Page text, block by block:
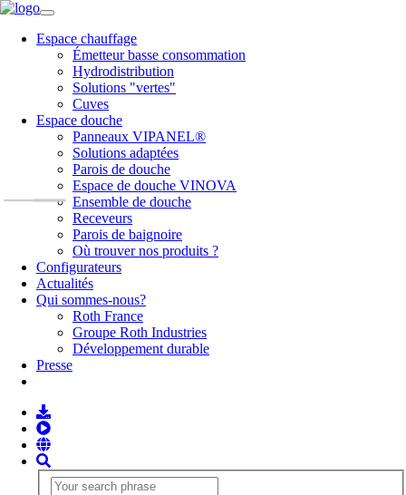
Espace chauffage
Émetteur basse consommation
Hydrodistribution
Solutions "vertes"
Cuves
Espace douche
Panneaux VIPANEL®
Solutions adaptées
Parois de douche
Espace de douche VINOVA
Ensemble de douche
Receveurs
Parois de baignoire
Où trouver nos produits ?
Configurateurs
Actualités
Qui sommes-nous?
Roth France
Groupe Roth Industries
Développement durable
Presse